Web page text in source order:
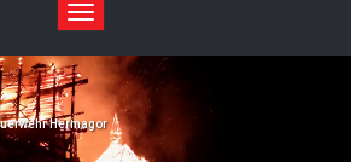
Toggle
navigation
Hermagor